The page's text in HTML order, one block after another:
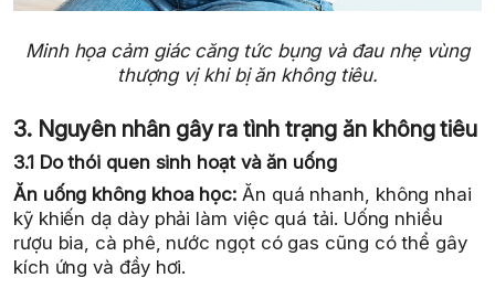
Minh họa cảm giác căng tức bụng và đau nhẹ vùng
thượng vị khi bị ăn không tiêu.
3. Nguyên nhân gây ra tình trạng ăn không tiêu
3.1 Do thói quen sinh hoạt và ăn uống
Ăn uống không khoa học: Ăn quá nhanh, không nhai
kỹ khiến dạ dày phải làm việc quá tải. Uống nhiều
rượu bia, cà phê, nước ngọt có gas cũng có thể gây
kích ứng và đầy hơi.